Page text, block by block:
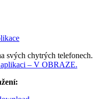
svých chytrých telefonech.
– V OBRAZE.